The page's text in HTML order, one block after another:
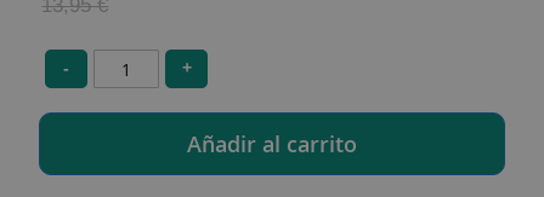
Price
13,95 €
- +